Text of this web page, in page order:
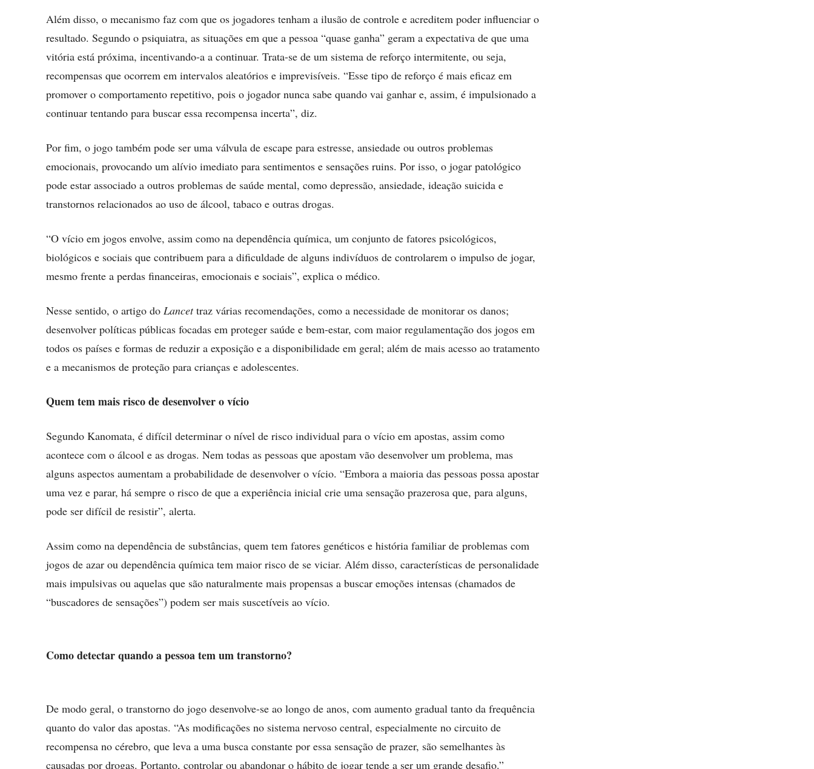
Além disso, o mecanismo faz com que os jogadores tenham a ilusão de controle e acreditem poder influenciar o
resultado. Segundo o psiquiatra, as situações em que a pessoa “quase ganha” geram a expectativa de que uma
vitória está próxima, incentivando-a a continuar. Trata-se de um sistema de reforço intermitente, ou seja,
recompensas que ocorrem em intervalos aleatórios e imprevisíveis. “Esse tipo de reforço é mais eficaz em
promover o comportamento repetitivo, pois o jogador nunca sabe quando vai ganhar e, assim, é impulsionado a
continuar tentando para buscar essa recompensa incerta”, diz.
Por fim, o jogo também pode ser uma válvula de escape para estresse, ansiedade ou outros problemas
emocionais, provocando um alívio imediato para sentimentos e sensações ruins. Por isso, o jogar patológico
pode estar associado a outros problemas de saúde mental, como depressão, ansiedade, ideação suicida e
transtornos relacionados ao uso de álcool, tabaco e outras drogas.
“O vício em jogos envolve, assim como na dependência química, um conjunto de fatores psicológicos,
biológicos e sociais que contribuem para a dificuldade de alguns indivíduos de controlarem o impulso de jogar,
mesmo frente a perdas financeiras, emocionais e sociais”, explica o médico.
Nesse sentido, o artigo do Lancettraz várias recomendações, como a necessidade de monitorar os danos;
desenvolver políticas públicas focadas em proteger saúde e bem-estar, com maior regulamentação dos jogos em
todos os países e formas de reduzir a exposição e a disponibilidade em geral; além de mais acesso ao tratamento
e a mecanismos de proteção para crianças e adolescentes.
Quem tem mais risco de desenvolver o vício
Segundo Kanomata, é difícil determinar o nível de risco individual para o vício em apostas, assim como
acontece com o álcool e as drogas. Nem todas as pessoas que apostam vão desenvolver um problema, mas
alguns aspectos aumentam a probabilidade de desenvolver o vício. “Embora a maioria das pessoas possa apostar
uma vez e parar, há sempre o risco de que a experiência inicial crie uma sensação prazerosa que, para alguns,
pode ser difícil de resistir”, alerta.
Assim como na dependência de substâncias, quem tem fatores genéticos e história familiar de problemas com
jogos de azar ou dependência química tem maior risco de se viciar. Além disso, características de personalidade
mais impulsivas ou aquelas que são naturalmente mais propensas a buscar emoções intensas (chamados de
“buscadores de sensações”) podem ser mais suscetíveis ao vício.
Como detectar quando a pessoa tem um transtorno?
De modo geral, o transtorno do jogo desenvolve-se ao longo de anos, com aumento gradual tanto da frequência
quanto do valor das apostas. “As modificações no sistema nervoso central, especialmente no circuito de
recompensa no cérebro, que leva a uma busca constante por essa sensação de prazer, são semelhantes às
causadas por drogas. Portanto, controlar ou abandonar o hábito de jogar tende a ser um grande desafio.”